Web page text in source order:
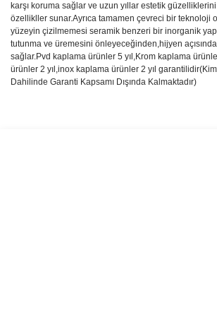
karşı koruma sağlar ve uzun yıllar estetik
özellikller sunar.Ayrıca tamamen çevreci bir teknoloji
yüzeyin çizilmemesi seramik benzeri bir inorganik
tutunma ve üremesini önleyeceğinden,hijyen
sağlar.Pvd kaplama ürünler 5 yıl,Krom kaplama
ürünler 2 yıl,inox kaplama ürünler 2 yıl
Dahilinde Garanti Kapsamı Dışında Kalmaktadır)